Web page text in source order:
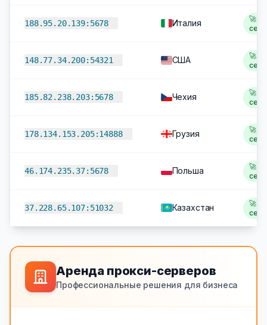
188.95.20.139:5678 Италия
🚀
сек
148.77.34.200:54321 США
🚀
сек
185.82.238.203:5678 Чехия
🚀
сек
178.134.153.205:14888 Грузия
🚀
сек
46.174.235.37:5678 Польша
🚀
сек
37.228.65.107:51032 Казахстан
🚀
сек
Аренда прокси-серверов
Профессиональные решения для бизнеса